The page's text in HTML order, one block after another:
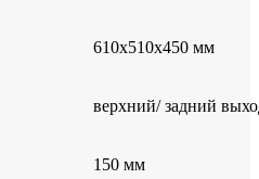
610х510х450 мм
верхний/ задний
150 мм